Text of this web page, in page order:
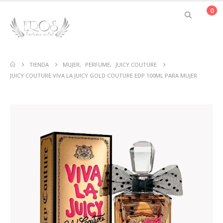
0
TIENDA MUJER, PERFUME,
JUICY COUTURE
JUICY COUTURE VIVA LA JUICY GOLD COUTURE EDP 100ML PARA MUJER